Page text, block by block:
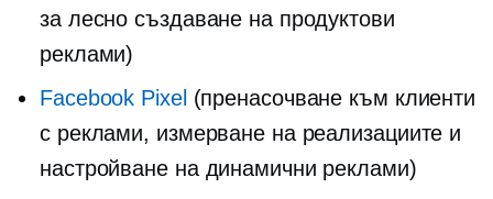
за лесно създаване на продуктови
реклами)
Facebook Pixel (пренасочване към клиенти
с реклами, измерване на реализациите и
настройване на динамични реклами)